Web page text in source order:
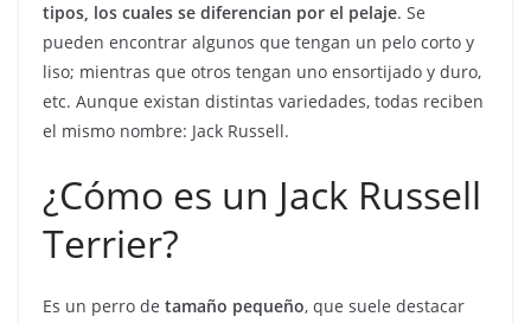
tipos, los cuales se diferencian por el pelaje. Se
pueden encontrar algunos que tengan un pelo corto y
liso; mientras que otros tengan uno ensortijado y duro,
etc. Aunque existan distintas variedades, todas reciben
el mismo nombre: Jack Russell.
¿Cómo es un Jack Russell
Terrier?
Es un perro de tamaño pequeño, que suele destacar